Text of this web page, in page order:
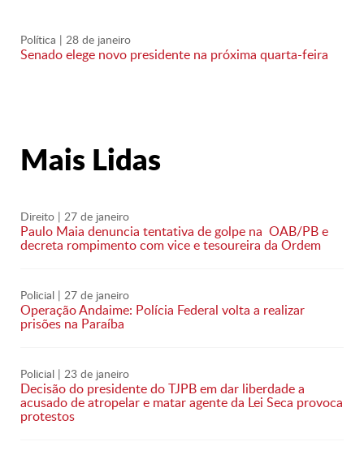
Política | 28 de janeiro
Senado elege novo presidente na próxima quarta-feira
Mais Lidas
Direito | 27 de janeiro
Paulo Maia denuncia tentativa de golpe na OAB/PB e
decreta rompimento com vice e tesoureira da Ordem
Policial | 27 de janeiro
Operação Andaime: Polícia Federal volta a realizar
prisões na Paraíba
Policial | 23 de janeiro
Decisão do presidente do TJPB em dar liberdade a
acusado de atropelar e matar agente da Lei Seca provoca
protestos